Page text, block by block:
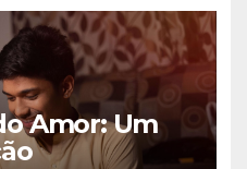
Amor: Um